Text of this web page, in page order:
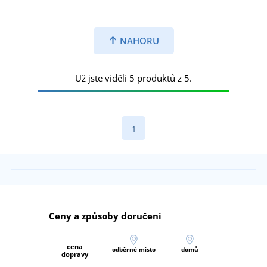
NAHORU
Už jste viděli 5 produktů z 5.
1
Ceny a způsoby doručení
cena
dopravy
odběrné místo domů